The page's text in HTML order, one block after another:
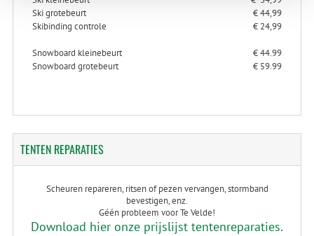
Ski grotebeurt
€ 44,99
Skibinding controle
€ 24,99
Snowboard kleinebeurt
€ 44.99
Snowboard grotebeurt
€ 59.99
TENTENREPARATIES
Scheuren repareren, ritsen of pezen vervangen, stormband
bevestigen, enz.
Géén probleem voor Te Velde!
Download hier onze prijslijst tentenreparaties.